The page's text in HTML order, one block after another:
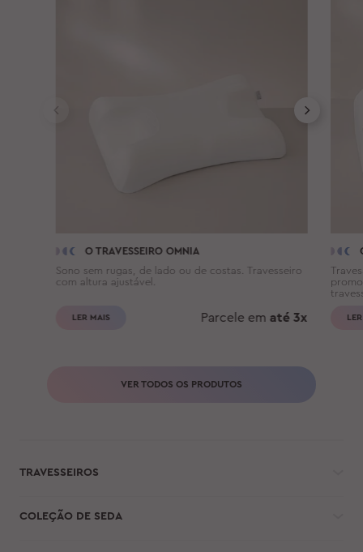
O TRAVESSEIRO OMNIA
Sono sem rugas, de lado ou de costas. Travesseiro
com altura ajustável.
LER MAIS Parcele em até 3x
VER TODOS OS PRODUTOS
TRAVESSEIROS
COLEÇÃO DE SEDA